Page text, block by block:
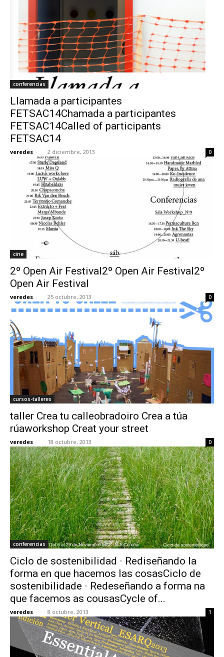
conferencias
Llamada a participantes
FETSAC14Chamada a participantes
FETSAC14Called of participants
FETSAC14
veredes - 2 diciembre, 2013 0
cine
2º Open Air Festival2º Open Air Festival2º
Open Air Festival
veredes - 25 octubre, 2013 0
cursos-talleres
taller Crea tu calleobradoiro Crea a túa
rúaworkshop Creat your street
veredes - 18 octubre, 2013 0
conferencias
Ciclo de sostenibilidad · Rediseñando la
forma en que hacemos las cosasCiclo de
sostenibilidade · Redeseñando a forma na
que facemos as cousasCycle of...
veredes - 8 octubre, 2013 1